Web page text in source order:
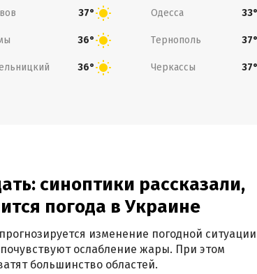
37° Одесса 33°
36° Тернополь 37°
36° Черкассы 37°
синоптики рассказали,
погода в Украине
изменение погодной
ослабление жары. При этом
большинство областей.